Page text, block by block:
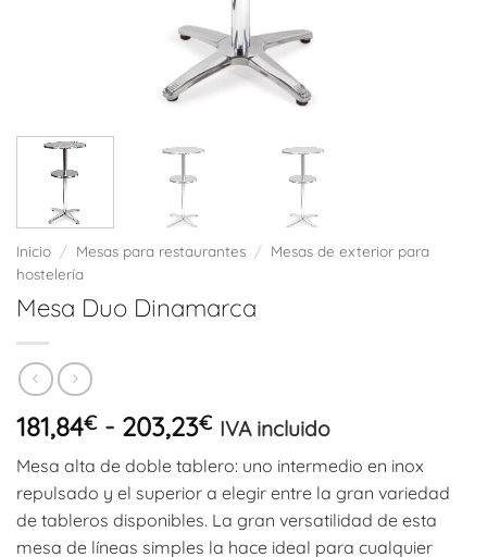
Inicio / Mesas para restaurantes / Mesas de exterior para
hostelería
Mesa Duo Dinamarca
181,84€ - 203,23€Rango
precios:
desde
181,84€
IVA incluido
Mesa alta de doble tablero: uno intermedio en inox
repulsado y el superior a elegir entre la gran variedad
de tableros disponibles. La gran versatilidad de esta
mesa de líneas simples la hace ideal para cualquier